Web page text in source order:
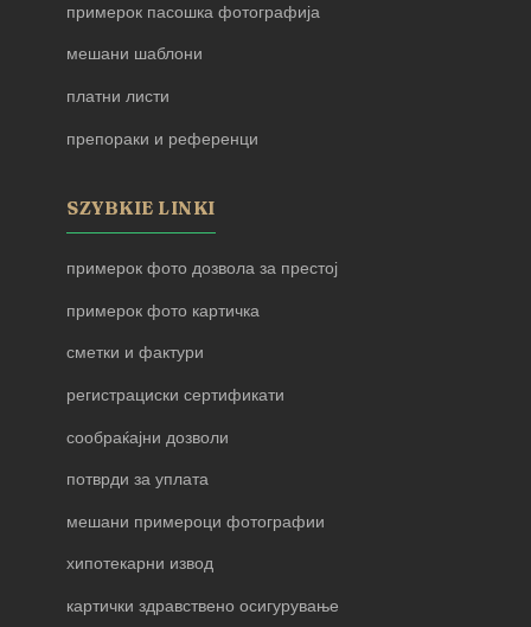
примерок пасошка фотографија
мешани шаблони
платни листи
препораки и референци
SZYBKIE LINKI
примерок фото дозвола за престој
примерок фото картичка
сметки и фактури
регистрациски сертификати
сообраќајни дозволи
потврди за уплата
мешани примероци фотографии
хипотекарни извод
картички здравствено осигурување